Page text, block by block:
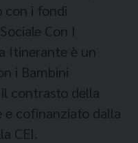
con i fondi
Con I
Itinerante è un
i Bambini
contrasto della
e cofinanziato dalla
CEI.